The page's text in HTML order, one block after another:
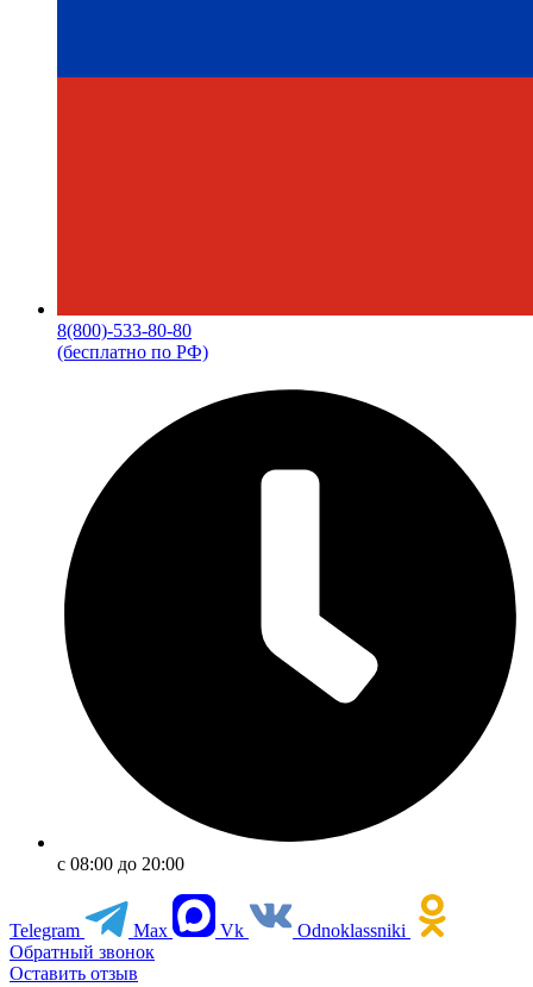
8(800)-533-80-80
(бесплатно по РФ)
с 08:00 до 20:00
Telegram Max Vk
Odnoklassniki
Обратный звонок
Оставить отзыв